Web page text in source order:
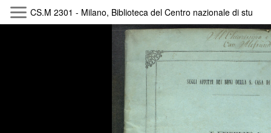
CS.M 2301 - Milano, Biblioteca del Centro nazionale di studi